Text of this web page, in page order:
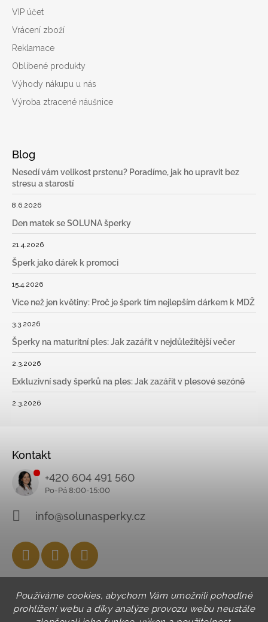
Používáme cookies, abychom Vám umožnili pohodlné
prohlížení webu a díky analýze provozu webu neustále
VIP účet
Vrácení zboží
Reklamace
Oblíbené produkty
Výhody nákupu u nás
Výroba ztracené náušnice
Blog
Nesedí vám velikost prstenu? Poradíme, jak ho upravit bez
stresu a starostí
8.6.2026
Den matek se SOLUNA šperky
21.4.2026
Šperk jako dárek k promoci
15.4.2026
Více než jen květiny: Proč je šperk tím nejlepším dárkem k MDŽ
3.3.2026
Šperky na maturitní ples: Jak zazářit v nejdůležitější večer
2.3.2026
Exkluzivní sady šperků na ples: Jak zazářit v plesové sezóně
2.3.2026
Kontakt
+420 604 491 560
info@solunasperky.cz